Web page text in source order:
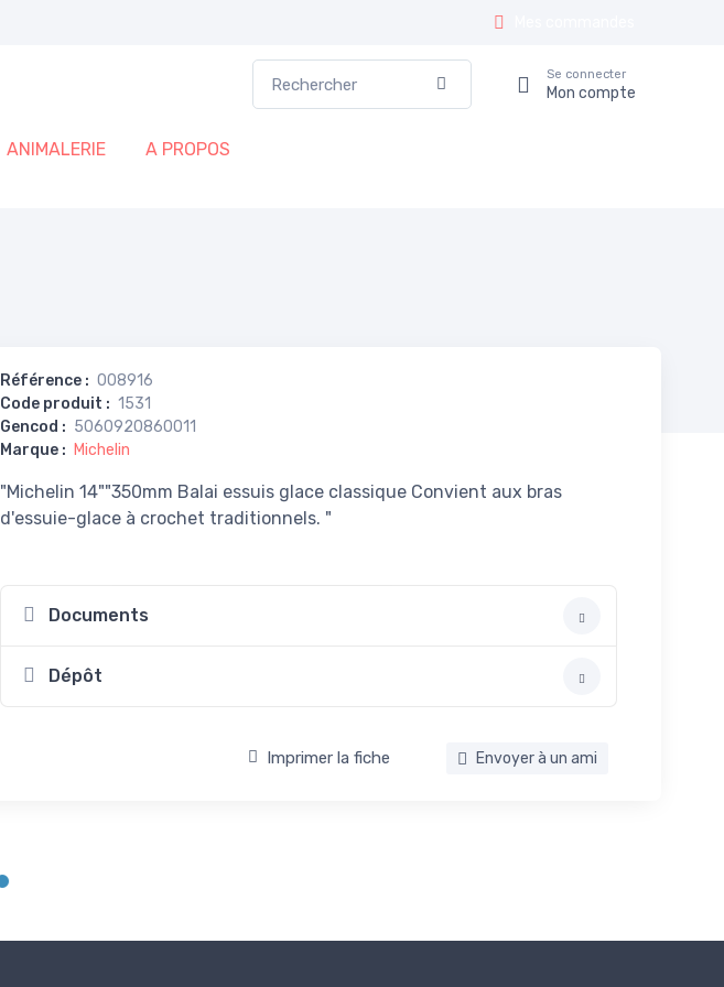
Se connecter
Mon compte
ANIMALERIE A PROPOS
Référence : 008916
Code produit : 1531
Gencod : 5060920860011
Marque : Michelin
"Michelin 14""350mm Balai essuis glace classique Convient aux bras
d'essuie-glace à crochet traditionnels. "
Documents
Dépôt
Imprimer la fiche Envoyer à un ami